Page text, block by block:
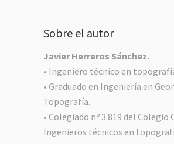
Sobre el autor
Javier Herreros Sánchez.
• Ingeniero técnico en
• Graduado en Ingeniería en
Topografía.
• Colegiado nº 3.819 del Colegio
Ingenieros técnicos en